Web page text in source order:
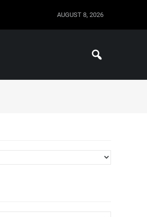
AUGUST 8, 2026